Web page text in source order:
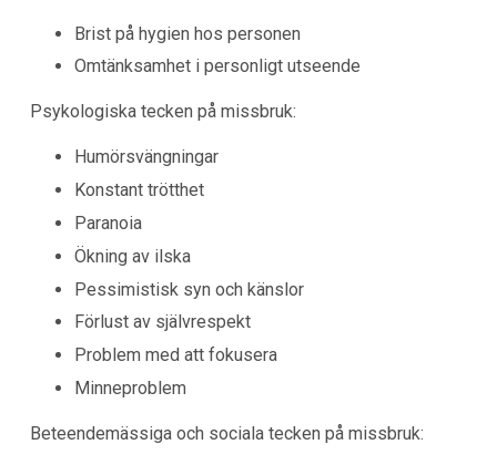
Brist på hygien hos personen
Omtänksamhet i personligt utseende
Psykologiska tecken på missbruk:
Humörsvängningar
Konstant trötthet
Paranoia
Ökning av ilska
Pessimistisk syn och känslor
Förlust av självrespekt
Problem med att fokusera
Minneproblem
Beteendemässiga och sociala tecken på missbruk: